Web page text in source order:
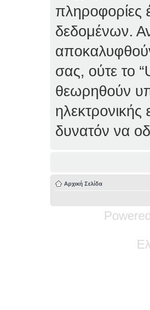
πληροφορίες
δεδομένων.
σας, ούτε το
θεωρηθούν
δυνατόν να
Αρχική Σελίδα